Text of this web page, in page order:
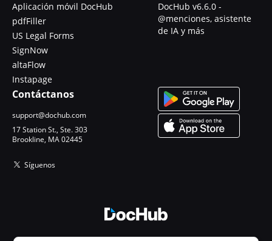
Aplicación móvil DocHub
pdfFiller
US Legal Forms
SignNow
altaFlow
Instapage
DocHub v6.6.0 -
@menciones, asistente
de IA y más
Contáctanos
support@dochub.com
17 Station St., Ste. 303
Brookline, MA 02445
Síguenos